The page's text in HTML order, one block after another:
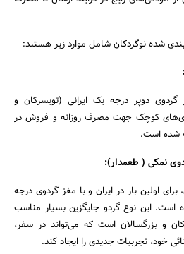
شده نوگردکان شامل موارد زیر هستند:
دوپر درجه یک ایرانی (تویسرکان و
کوچک جهت مصرف روزانه و فروش در
شده است.
نمکی ( طعمدار):
اولین بار در ایران و با مغز گردوی درجه
است. این نوع گردو جایگزین بسیار مناسب
و بزرگسالان است که می‌تواند در سفر،
خود، تجربیات جدیدی را ایجاد کند.